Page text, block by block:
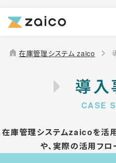
機能
home 在庫管理システム zaico
導入
在庫管理システムzaicoを活
や、 実際の活用フロ